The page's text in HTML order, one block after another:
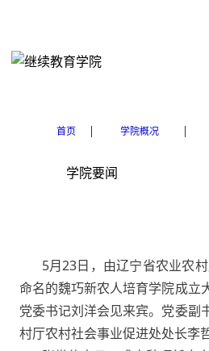
首页 | 学院概况 |
学院要闻
5月23日，由辽宁省农业农
命名的魏巧新农人培育学院成立
党委书记刘洋会见来宾。党委副
村厅农村社会事业促进处处长李